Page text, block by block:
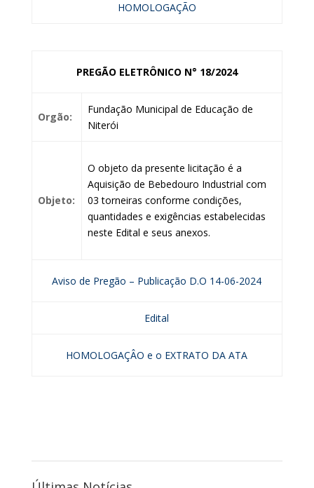
HOMOLOGAÇÃO
PREGÃO ELETRÔNICO N° 18/2024
Orgão:
Fundação Municipal de Educação de
Niterói
Objeto:
O objeto da presente licitação é a
Aquisição de Bebedouro Industrial com
03 torneiras conforme condições,
quantidades e exigências estabelecidas
neste Edital e seus anexos.
Aviso de Pregão – Publicação D.O 14-06-2024
Edital
HOMOLOGAÇÂO e o EXTRATO DA ATA